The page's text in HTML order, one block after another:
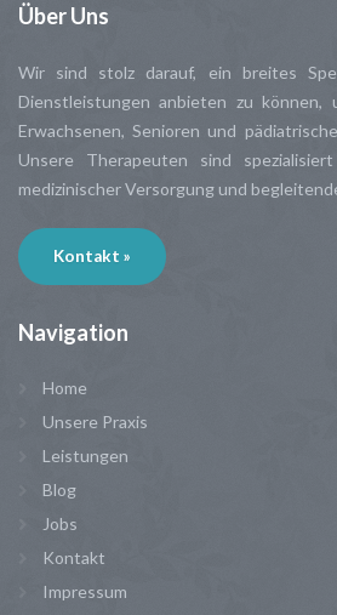
ÜberUns
Wir sind stolz darauf, ein breites
Dienstleistungen anbieten zu können,
Erwachsenen, Senioren und
Unsere Therapeuten sind
medizinischer Versorgung und
Kontakt »
Navigation
Home
Unsere Praxis
Leistungen
Blog
Jobs
Kontakt
Impressum